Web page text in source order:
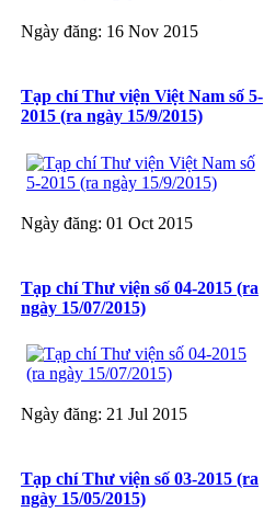
Ngày đăng: 16 Nov 2015
Tạp chí Thư viện Việt Nam số 5-
2015 (ra ngày 15/9/2015)
Ngày đăng: 01 Oct 2015
Tạp chí Thư viện số 04-2015 (ra
ngày 15/07/2015)
Ngày đăng: 21 Jul 2015
Tạp chí Thư viện số 03-2015 (ra
ngày 15/05/2015)